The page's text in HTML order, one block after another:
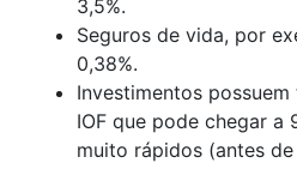
3,5%.
Seguros de vida, por
0,38%.
Investimentos
IOF que pode chegar a
muito rápidos (antes